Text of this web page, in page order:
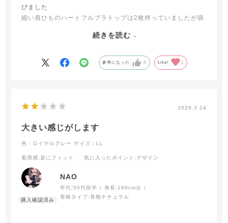
びました
細い肩ひものハートフルブラトップは2枚持っていましたが病
は脱がないとできないので他のブランドを着ていました
続きを読む
参考になった 0 Like! 1
2026.3.24
大きい感じがします
色：ロイヤルグレー サイズ：LL
着用感:楽にフィット 気に入ったポイント :デザイン
NAO
年代:50代前半 身長: 160cm台
骨格タイプ:骨格ナチュラル